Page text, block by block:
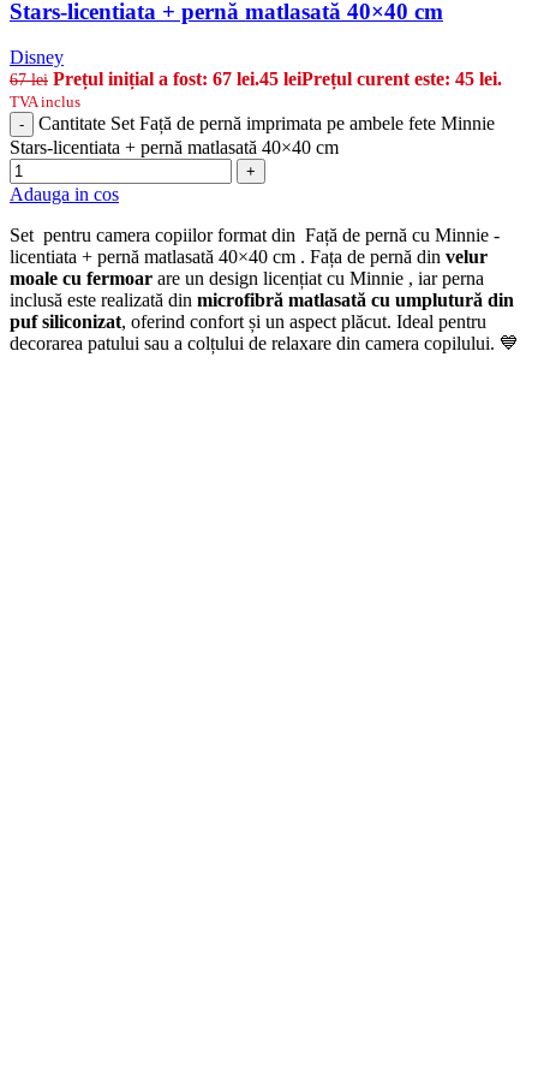
Stars-licentiata + pernă matlasată 40×40 cm
Disney
67lei Prețul inițial a fost: 67 lei.45 leiPrețul curent este: 45 lei.
TVA inclus
-
Cantitate Set Față de pernă imprimata pe ambele fete Minnie
Stars-licentiata + pernă matlasată 40×40 cm
+
Adauga in cos
Set pentru camera copiilor format din Față de pernă cu Minnie -
licentiata + pernă matlasată 40×40 cm . Fața de pernă din velur
moale cu fermoar are un design licențiat cu Minnie , iar perna
inclusă este realizată din microfibră matlasată cu umplutură din
puf siliconizat, oferind confort și un aspect plăcut. Ideal pentru
decorarea patului sau a colțului de relaxare din camera copilului. 💙